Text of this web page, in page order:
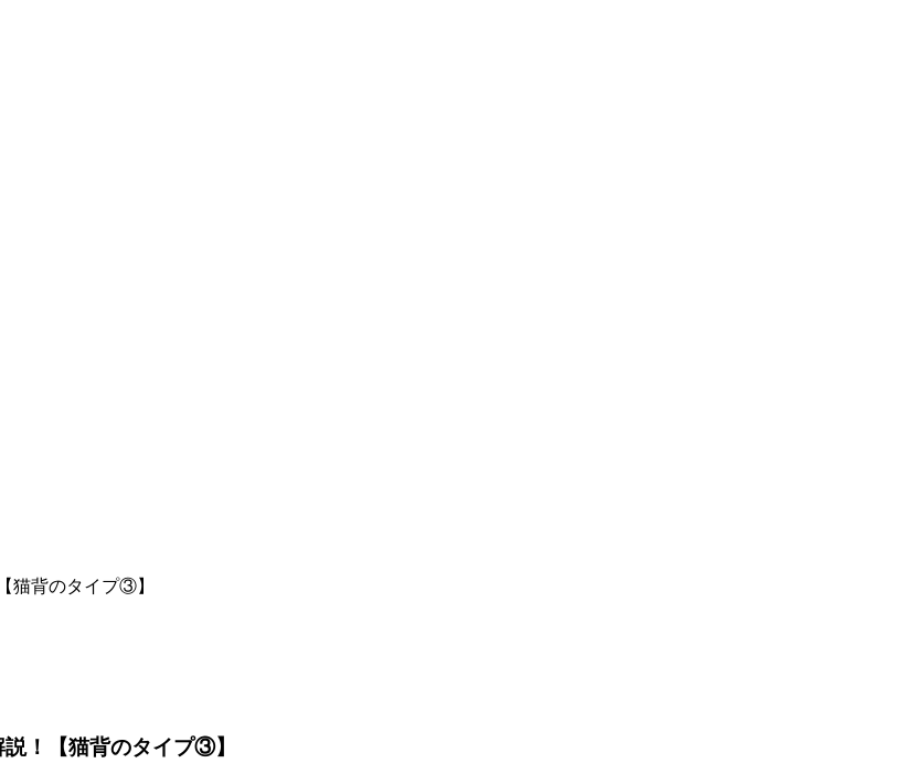
猫背のタイプ③】
！【猫背のタイプ③】